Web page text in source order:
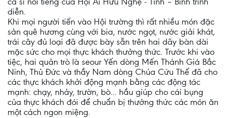
diễn.
Khi mọi người tiến vào Hội trường thì rất nhiều món đặc
sản quê hương cùng với bia, nước ngọt, nước giải khát,
trái cây đủ loại đã được bày sẵn trên hai dãy bàn dài
mặc sức cho mọi thực khách thưởng thức. Trước khi vào
tiệc, hai quản trò là seour Yến dòng Mến Thánh Giá Bắc
Ninh, Thủ Đức và thầy Nam dòng Chúa Cứu Thế đã cho
các thực khách khởi động mạnh bằng các động tác
mạnh: chạy, nhảy, trườn, bò... hầu giúp cho cái bụng
của thực khách đói để chuẩn bị thưởng thức các món ăn
một cách ngon miệng.